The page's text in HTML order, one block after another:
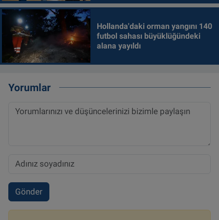
Hollanda'daki orman yangını 140
futbol sahası büyüklüğündeki
alana yayıldı
Yorumlar
Gönder